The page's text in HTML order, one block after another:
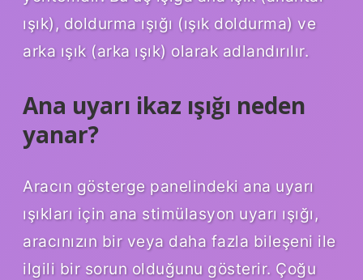
ışık), doldurma ışığı (ışık doldurma) ve
arka ışık (arka ışık) olarak adlandırılır.
Ana uyarı ikaz ışığı neden
yanar?
Aracın gösterge panelindeki ana uyarı
ışıkları için ana stimülasyon uyarı ışığı,
aracınızın bir veya daha fazla bileşeni ile
ilgili bir sorun olduğunu gösterir. Çoğu